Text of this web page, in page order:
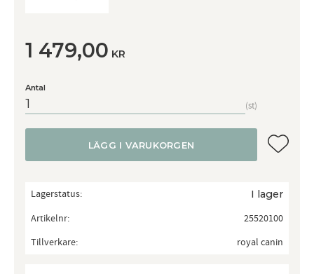
1 479,00 KR
Antal
st
LÄGG I VARUKORGEN Lägg
Lagerstatus I lager
Artikelnr
25520100
Tillverkare
royal canin